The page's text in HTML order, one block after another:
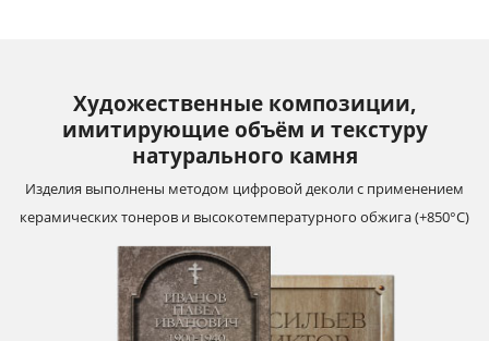
Художественные композиции,
имитирующие объём и текстуру
натурального камня
Изделия выполнены методом цифровой деколи с применением
керамических тонеров и высокотемпературного обжига (+850°С)